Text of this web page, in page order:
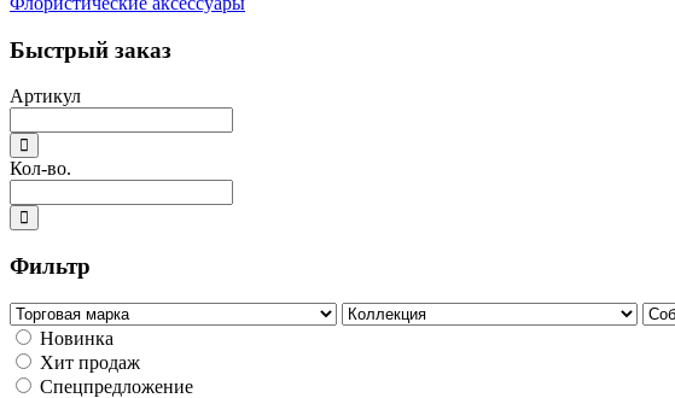
Быстрый заказ
Артикул
Кол-во.
Фильтр
Новинка
Хит продаж
Спецпредложение